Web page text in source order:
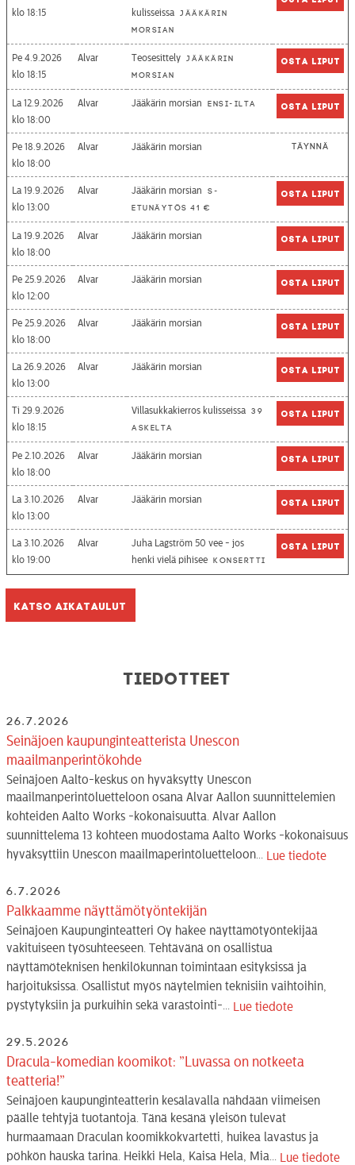
18:15
kulisseissa Jääkärin
morsian
Pe 4.9.2026
18:15
Alvar Teosesittely Jääkärin
morsian
Osta liput
La 12.9.2026
18:00
Alvar Jääkärin morsian Ensi-ilta Osta liput
Pe 18.9.2026
18:00
Alvar Jääkärin morsian Täynnä
La 19.9.2026
13:00
Alvar Jääkärin morsian
S-
etunäytös 41 €
Osta liput
La 19.9.2026
18:00
Alvar Jääkärin morsian Osta liput
Pe 25.9.2026
12:00
Alvar Jääkärin morsian Osta liput
Pe 25.9.2026
18:00
Alvar Jääkärin morsian Osta liput
La 26.9.2026
13:00
Alvar Jääkärin morsian Osta liput
Ti 29.9.2026
18:15
Villasukkakierros kulisseissa 39
askelta
Osta liput
Pe 2.10.2026
18:00
Alvar Jääkärin morsian Osta liput
La 3.10.2026
13:00
Alvar Jääkärin morsian Osta liput
La 3.10.2026
19:00
Alvar
Juha Lagström 50 vee - jos
henki vielä pihisee Konsertti
Osta liput
Katso aikataulut
Tiedotteet
26.7.2026
Seinäjoen kaupunginteatterista Unescon
maailmanperintökohde
Seinäjoen Aalto-keskus on hyväksytty Unescon
maailmanperintöluetteloon osana Alvar Aallon suunnittelemien
kohteiden Aalto Works -kokonaisuutta. Alvar Aallon
suunnittelema 13 kohteen muodostama Aalto Works -kokonaisuus
hyväksyttiin Unescon maailmaperintöluetteloon... Lue tiedote
6.7.2026
Palkkaamme näyttämötyöntekijän
Seinäjoen Kaupunginteatteri Oy hakee näyttämötyöntekijää
vakituiseen työsuhteeseen. Tehtävänä on osallistua
näyttämöteknisen henkilökunnan toimintaan esityksissä ja
harjoituksissa. Osallistut myös näytelmien teknisiin vaihtoihin,
pystytyksiin ja purkuihin sekä varastointi-... Lue tiedote
29.5.2026
Dracula-komedian koomikot: ”Luvassa on notkeeta
teatteria!”
Seinäjoen kaupunginteatterin kesälavalla nähdään viimeisen
päälle tehtyjä tuotantoja. Tänä kesänä yleisön tulevat
hurmaamaan Draculan koomikkokvartetti, huikea lavastus ja
pöhkön hauska tarina. Heikki Hela, Kaisa Hela, Mia... Lue tiedote